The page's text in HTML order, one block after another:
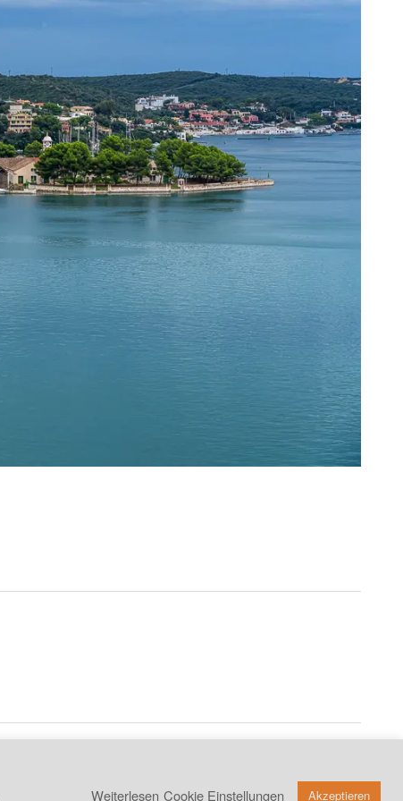
Weiterlesen Cookie Einstellungen Akzeptieren